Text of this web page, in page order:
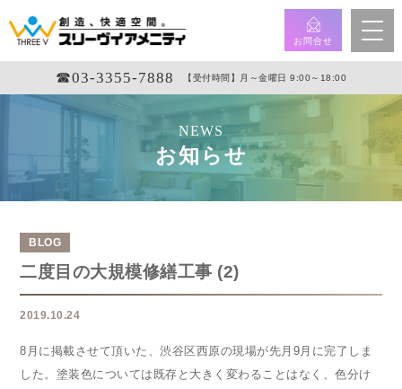
お問合せ
☎︎03-3355-7888 【受付時間】月～金曜日 9:00～18:00
NEWS
お知らせ
BLOG
二度目の大規模修繕工事 (2)
2019.10.24
8月に掲載させて頂いた、渋谷区西原の現場が先月9月に完了しま
した。塗装色については既存と大きく変わることはなく、色分け